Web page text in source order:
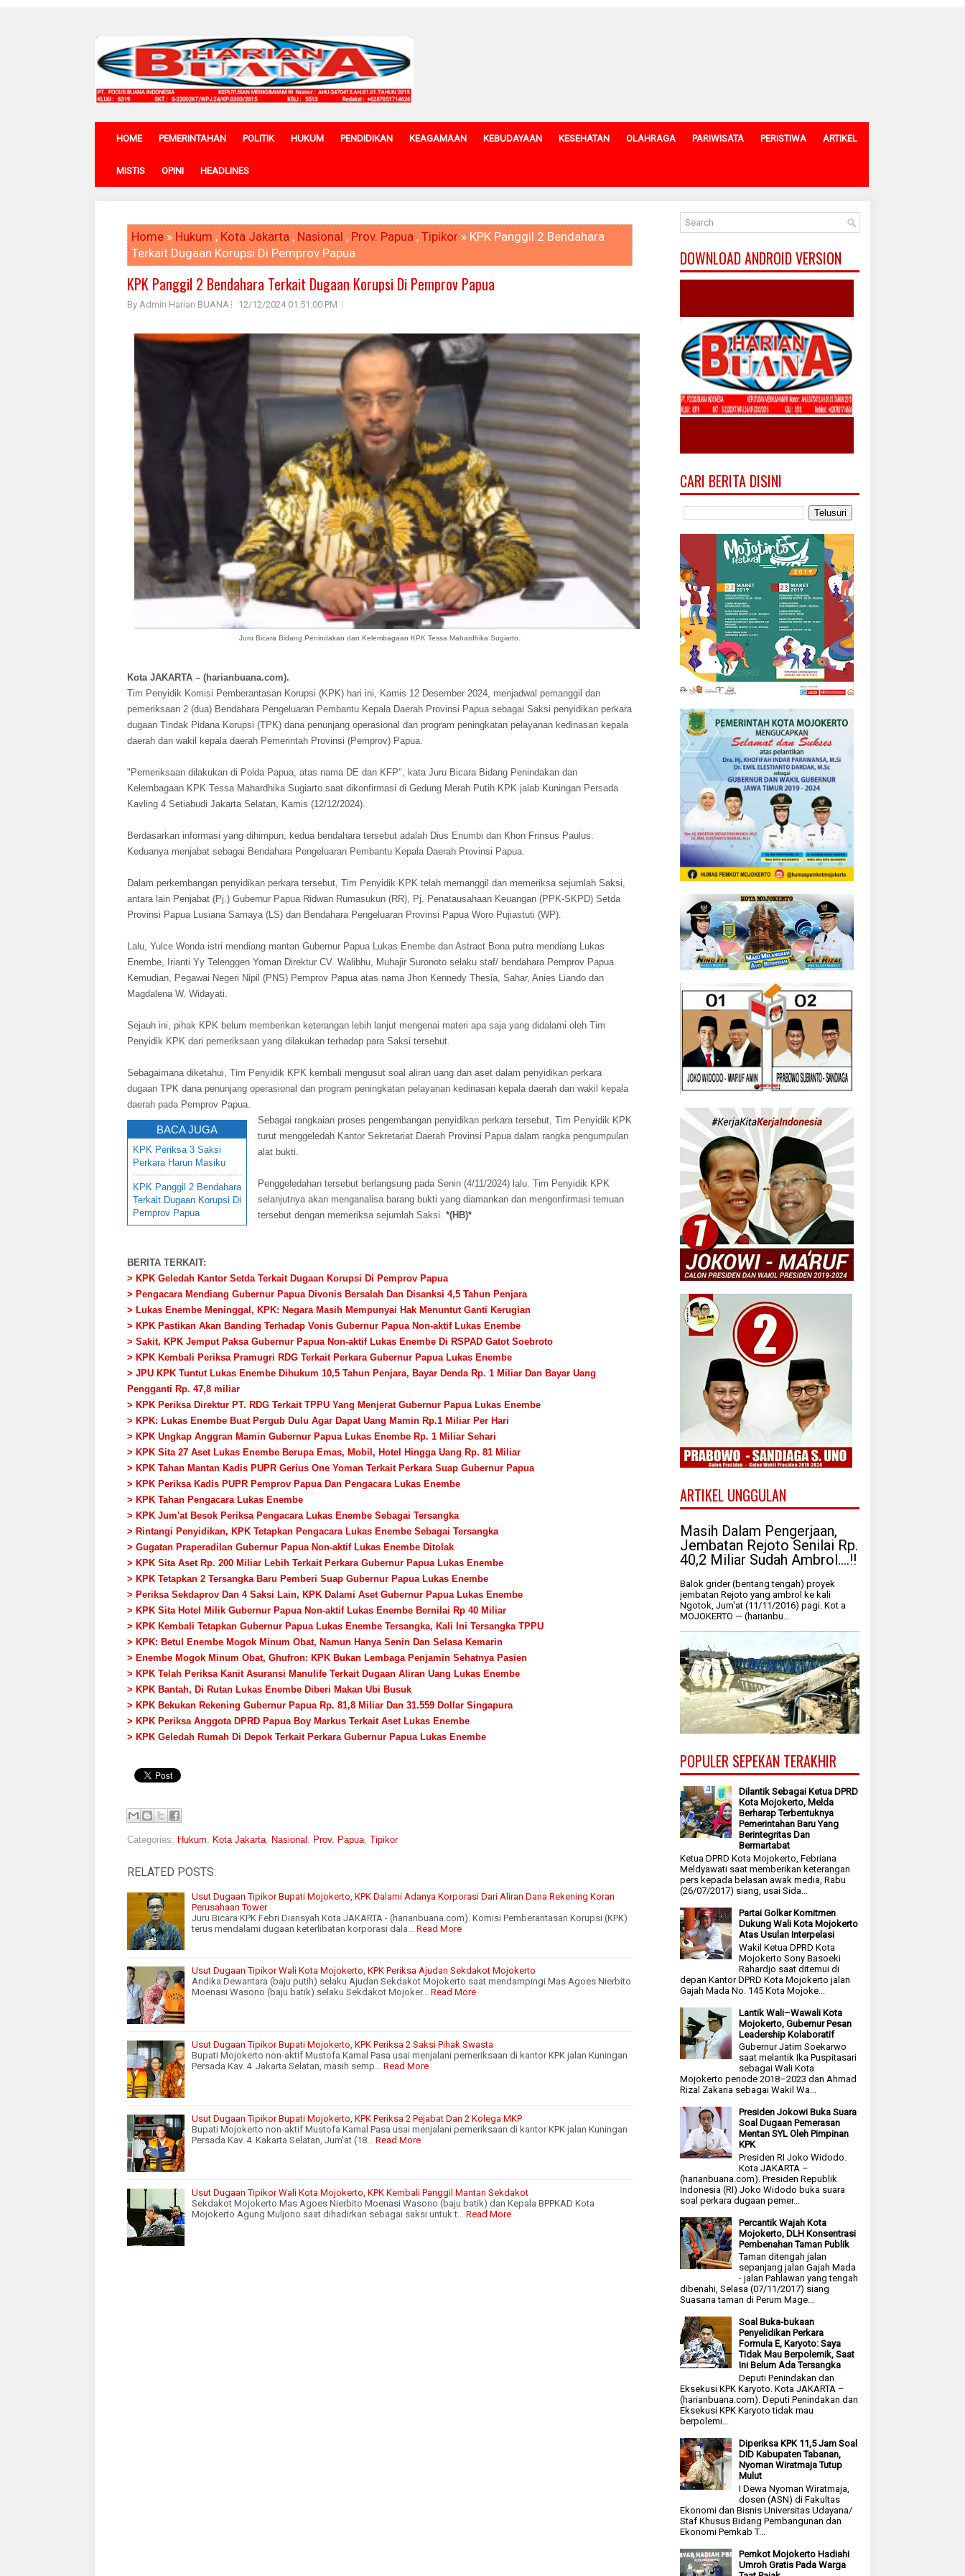
HOME PEMERINTAHAN POLITIK HUKUM PENDIDIKAN KEAGAMAAN KEBUDAYAAN KESEHATAN OLAHRAGA PARIWISATA PERISTIWA ARTIKEL
MISTIS OPINI HEADLINES
Home » Hukum , Kota Jakarta , Nasional , Prov. Papua , Tipikor » KPK Panggil 2 Bendahara
Terkait Dugaan Korupsi Di Pemprov Papua
KPK Panggil 2 Bendahara Terkait Dugaan Korupsi Di Pemprov Papua
By Admin Harian BUANA 12/12/2024 01:51:00 PM
Juru Bicara Bidang Penindakan dan Kelembagaan KPK Tessa Mahardhika Sugiarto.
Kota JAKARTA – (harianbuana.com).
Tim Penyidik Komisi Pemberantasan Korupsi (KPK) hari ini, Kamis 12 Desember 2024, menjadwal pemanggil dan
pemeriksaan 2 (dua) Bendahara Pengeluaran Pembantu Kepala Daerah Provinsi Papua sebagai Saksi penyidikan perkara
dugaan Tindak Pidana Korupsi (TPK) dana penunjang operasional dan program peningkatan pelayanan kedinasan kepala
daerah dan wakil kepala daerah Pemerintah Provinsi (Pemprov) Papua.
"Pemeriksaan dilakukan di Polda Papua, atas nama DE dan KFP", kata Juru Bicara Bidang Penindakan dan
Kelembagaan KPK Tessa Mahardhika Sugiarto saat dikonfirmasi di Gedung Merah Putih KPK jalab Kuningan Persada
Kavling 4 Setiabudi Jakarta Selatan, Kamis (12/12/2024).
Berdasarkan informasi yang dihimpun, kedua bendahara tersebut adalah Dius Enumbi dan Khon Frinsus Paulus.
Keduanya menjabat sebagai Bendahara Pengeluaran Pembantu Kepala Daerah Provinsi Papua.
Dalam perkembangan penyidikan perkara tersebut, Tim Penyidik KPK telah memanggil dan memeriksa sejumlah Saksi,
antara lain Penjabat (Pj.) Gubernur Papua Ridwan Rumasukun (RR), Pj. Penatausahaan Keuangan (PPK-SKPD) Setda
Provinsi Papua Lusiana Samaya (LS) dan Bendahara Pengeluaran Provinsi Papua Woro Pujiastuti (WP).
Lalu, Yulce Wonda istri mendiang mantan Gubernur Papua Lukas Enembe dan Astract Bona putra mendiang Lukas
Enembe, Irianti Yy Telenggen Yoman Direktur CV. Walibhu, Muhajir Suronoto selaku staf/ bendahara Pemprov Papua.
Kemudian, Pegawai Negeri Nipil (PNS) Pemprov Papua atas nama Jhon Kennedy Thesia, Sahar, Anies Liando dan
Magdalena W. Widayati.
Sejauh ini, pihak KPK belum memberikan keterangan lebih lanjut mengenai materi apa saja yang didalami oleh Tim
Penyidik KPK dari pemeriksaan yang dilakukan terhadap para Saksi tersebut.
Sebagaimana diketahui, Tim Penyidik KPK kembali mengusut soal aliran uang dan aset dalam penyidikan perkara
dugaan TPK dana penunjang operasional dan program peningkatan pelayanan kedinasan kepala daerah dan wakil kepala
daerah pada Pemprov Papua.
BACA JUGA
KPK Periksa 3 Saksi
Perkara Harun Masiku
KPK Panggil 2 Bendahara
Terkait Dugaan Korupsi Di
Pemprov Papua
Sebagai rangkaian proses pengembangan penyidikan perkara tersebut, Tim Penyidik KPK
turut menggeledah Kantor Sekretariat Daerah Provinsi Papua dalam rangka pengumpulan
alat bukti.
Penggeledahan tersebut berlangsung pada Senin (4/11/2024) lalu. Tim Penyidik KPK
selanjutnya akan menganalisa barang bukti yang diamankan dan mengonfirmasi temuan
tersebut dengan memeriksa sejumlah Saksi. *(HB)*
BERITA TERKAIT:
> KPK Geledah Kantor Setda Terkait Dugaan Korupsi Di Pemprov Papua
> Pengacara Mendiang Gubernur Papua Divonis Bersalah Dan Disanksi 4,5 Tahun Penjara
> Lukas Enembe Meninggal, KPK: Negara Masih Mempunyai Hak Menuntut Ganti Kerugian
> KPK Pastikan Akan Banding Terhadap Vonis Gubernur Papua Non-aktif Lukas Enembe
> Sakit, KPK Jemput Paksa Gubernur Papua Non-aktif Lukas Enembe Di RSPAD Gatot Soebroto
> KPK Kembali Periksa Pramugri RDG Terkait Perkara Gubernur Papua Lukas Enembe
> JPU KPK Tuntut Lukas Enembe Dihukum 10,5 Tahun Penjara, Bayar Denda Rp. 1 Miliar Dan Bayar Uang
Pengganti Rp. 47,8 miliar
> KPK Periksa Direktur PT. RDG Terkait TPPU Yang Menjerat Gubernur Papua Lukas Enembe
> KPK: Lukas Enembe Buat Pergub Dulu Agar Dapat Uang Mamin Rp.1 Miliar Per Hari
> KPK Ungkap Anggran Mamin Gubernur Papua Lukas Enembe Rp. 1 Miliar Sehari
> KPK Sita 27 Aset Lukas Enembe Berupa Emas, Mobil, Hotel Hingga Uang Rp. 81 Miliar
> KPK Tahan Mantan Kadis PUPR Gerius One Yoman Terkait Perkara Suap Gubernur Papua
> KPK Periksa Kadis PUPR Pemprov Papua Dan Pengacara Lukas Enembe
> KPK Tahan Pengacara Lukas Enembe
> KPK Jum'at Besok Periksa Pengacara Lukas Enembe Sebagai Tersangka
> Rintangi Penyidikan, KPK Tetapkan Pengacara Lukas Enembe Sebagai Tersangka
> Gugatan Praperadilan Gubernur Papua Non-aktif Lukas Enembe Ditolak
> KPK Sita Aset Rp. 200 Miliar Lebih Terkait Perkara Gubernur Papua Lukas Enembe
> KPK Tetapkan 2 Tersangka Baru Pemberi Suap Gubernur Papua Lukas Enembe
> Periksa Sekdaprov Dan 4 Saksi Lain, KPK Dalami Aset Gubernur Papua Lukas Enembe
> KPK Sita Hotel Milik Gubernur Papua Non-aktif Lukas Enembe Bernilai Rp 40 Miliar
> KPK Kembali Tetapkan Gubernur Papua Lukas Enembe Tersangka, Kali Ini Tersangka TPPU
> KPK: Betul Enembe Mogok Minum Obat, Namun Hanya Senin Dan Selasa Kemarin
> Enembe Mogok Minum Obat, Ghufron: KPK Bukan Lembaga Penjamin Sehatnya Pasien
> KPK Telah Periksa Kanit Asuransi Manulife Terkait Dugaan Aliran Uang Lukas Enembe
> KPK Bantah, Di Rutan Lukas Enembe Diberi Makan Ubi Busuk
> KPK Bekukan Rekening Gubernur Papua Rp. 81,8 Miliar Dan 31.559 Dollar Singapura
> KPK Periksa Anggota DPRD Papua Boy Markus Terkait Aset Lukas Enembe
> KPK Geledah Rumah Di Depok Terkait Perkara Gubernur Papua Lukas Enembe
Categories: Hukum Kota Jakarta Nasional Prov. Papua Tipikor
RELATED POSTS:
Usut Dugaan Tipikor Bupati Mojokerto, KPK Dalami Adanya Korporasi Dari Aliran Dana Rekening Koran
Perusahaan Tower
Juru Bicara KPK Febri Diansyah Kota JAKARTA - (harianbuana.com). Komisi Pemberantasan Korupsi (KPK)
terus mendalami dugaan keterlibatan korporasi dala…
Read More
Usut Dugaan Tipikor Wali Kota Mojokerto, KPK Periksa Ajudan Sekdakot Mojokerto
Andika Dewantara (baju putih) selaku Ajudan Sekdakot Mojokerto saat mendampingi Mas Agoes Nierbito
Moenasi Wasono (baju batik) selaku Sekdakot Mojoker…
Read More
Usut Dugaan Tipikor Bupati Mojokerto, KPK Periksa 2 Saksi Pihak Swasta
Bupati Mojokerto non-aktif Mustofa Kamal Pasa usai menjalani pemeriksaan di kantor KPK jalan Kuningan
Persada Kav. 4 Jakarta Selatan, masih semp…
Read More
Usut Dugaan Tipikor Bupati Mojokerto, KPK Periksa 2 Pejabat Dan 2 Kolega MKP
Bupati Mojokerto non-aktif Mustofa Kamal Pasa usai menjalani pemeriksaan di kantor KPK jalan Kuningan
Persada Kav. 4 Kakarta Selatan, Jum'at (18…
Read More
Usut Dugaan Tipikor Wali Kota Mojokerto, KPK Kembali Panggil Mantan Sekdakot
Sekdakot Mojokerto Mas Agoes Nierbito Moenasi Wasono (baju batik) dan Kepala BPPKAD Kota
Mojokerto Agung Muljono saat dihadirkan sebagai saksi untuk t…
Read More
DOWNLOAD ANDROID VERSION
CARI BERITA DISINI
ARTIKEL UNGGULAN
Masih Dalam Pengerjaan,
Jembatan Rejoto Senilai Rp.
40,2 Miliar Sudah Ambrol....!!
Balok grider (bentang tengah) proyek
jembatan Rejoto yang ambrol ke kali
Ngotok, Jum'at (11/11/2016) pagi. Kot a
MOJOKERTO — (harianbu...
POPULER SEPEKAN TERAKHIR
Dilantik Sebagai Ketua DPRD
Kota Mojokerto, Melda
Berharap Terbentuknya
Pemerintahan Baru Yang
Berintegritas Dan
Bermartabat
Ketua DPRD Kota Mojokerto, Febriana
Meldyawati saat memberikan keterangan
pers kepada belasan awak media, Rabu
(26/07/2017) siang, usai Sida...
Partai Golkar Komitmen
Dukung Wali Kota Mojokerto
Atas Usulan Interpelasi
Wakil Ketua DPRD Kota
Mojokerto Sony Basoeki
Rahardjo saat ditemui di
depan Kantor DPRD Kota Mojokerto jalan
Gajah Mada No. 145 Kota Mojoke...
Lantik Wali–Wawali Kota
Mojokerto, Gubernur Pesan
Leadership Kolaboratif
Gubernur Jatim Soekarwo
saat melantik Ika Puspitasari
sebagai Wali Kota
Mojokerto periode 2018–2023 dan Ahmad
Rizal Zakaria sebagai Wakil Wa...
Presiden Jokowi Buka Suara
Soal Dugaan Pemerasan
Mentan SYL Oleh Pimpinan
KPK
Presiden RI Joko Widodo.
Kota JAKARTA –
(harianbuana.com). Presiden Republik
Indonesia (RI) Joko Widodo buka suara
soal perkara dugaan pemer...
Percantik Wajah Kota
Mojokerto, DLH Konsentrasi
Pembenahan Taman Publik
Taman ditengah jalan
sepanjang jalan Gajah Mada
- jalan Pahlawan yang tengah
dibenahi, Selasa (07/11/2017) siang
Suasana taman di Perum Mage...
Soal Buka-bukaan
Penyelidikan Perkara
Formula E, Karyoto: Saya
Tidak Mau Berpolemik, Saat
Ini Belum Ada Tersangka
Deputi Penindakan dan
Eksekusi KPK Karyoto. Kota JAKARTA –
(harianbuana.com). Deputi Penindakan dan
Eksekusi KPK Karyoto tidak mau
berpolemi...
Diperiksa KPK 11,5 Jam Soal
DID Kabupaten Tabanan,
Nyoman Wiratmaja Tutup
Mulut
I Dewa Nyoman Wiratmaja,
dosen (ASN) di Fakultas
Ekonomi dan Bisnis Universitas Udayana/
Staf Khusus Bidang Pembangunan dan
Ekonomi Pemkab T...
Pemkot Mojokerto Hadiahi
Umroh Gratis Pada Warga